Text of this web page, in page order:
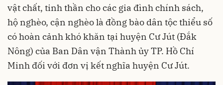
vật chất, tinh thần cho các gia đình chính sách,
hộ nghèo, cận nghèo là đồng bào dân tộc thiểu số
có hoàn cảnh khó khăn tại huyện Cư Jút (Đắk
Nông) của Ban Dân vận Thành ủy TP. Hồ Chí
Minh đối với đơn vị kết nghĩa huyện Cư Jút.